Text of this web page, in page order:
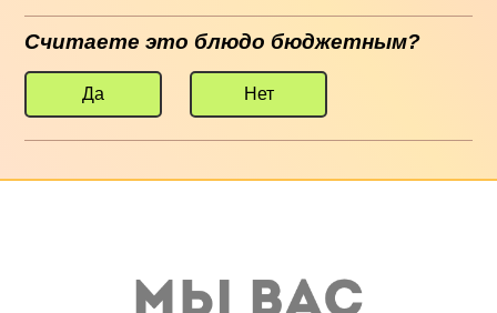
Считаете это блюдо бюджетным?
Да Нет